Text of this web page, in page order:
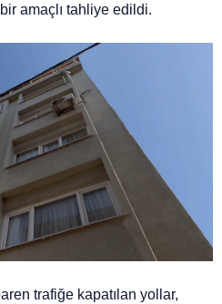
amaçlı tahliye edildi.
trafiğe kapatılan yollar,